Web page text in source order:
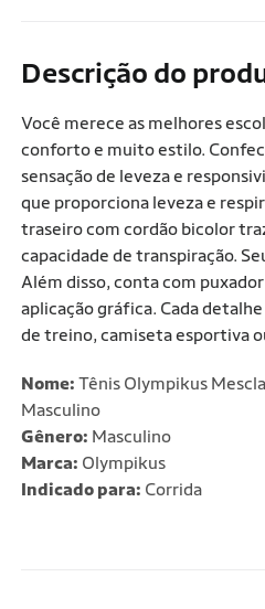
Descrição do
Você merece as melhores
conforto e muito estilo.
sensação de leveza e
que proporciona leveza e
traseiro com cordão bicolor
capacidade de transpiração.
Além disso, conta com
aplicação gráfica. Cada
de treino, camiseta esportiva
Nome: Tênis Olympikus Mescla
Masculino
Gênero: Masculino
Marca: Olympikus
Indicado para: Corrida